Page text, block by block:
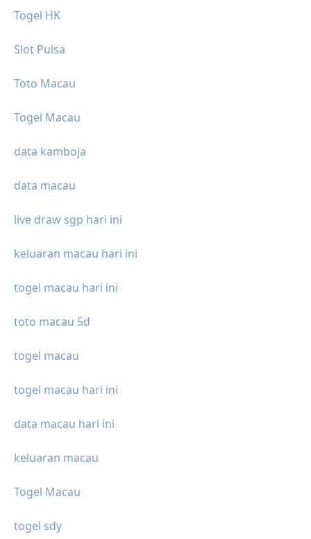
Togel HK
Slot Pulsa
Toto Macau
Togel Macau
data kamboja
data macau
live draw sgp hari ini
keluaran macau hari ini
togel macau hari ini
toto macau 5d
togel macau
togel macau hari ini
data macau hari ini
keluaran macau
Togel Macau
togel sdy